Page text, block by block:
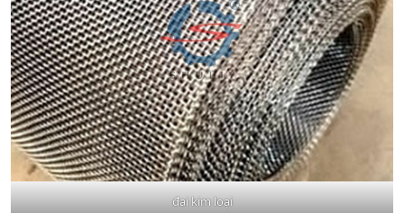
đai kim loại